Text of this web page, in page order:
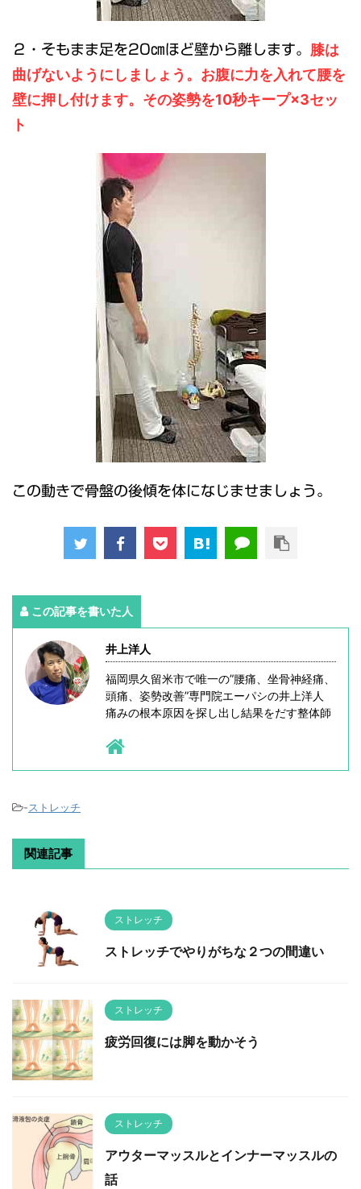
２・そもまま足を20㎝ほど壁から離します。 膝は
曲げないようにしましょう。お腹に力を入れて腰を
壁に押し付けます。その姿勢を10秒キープ×3セッ
ト
この動きで骨盤の後傾を体になじませましょう。
この記事を書いた人
井上洋人
福岡県久留米市で唯一の”腰痛、坐骨神経痛、
頭痛、姿勢改善”専門院エーパシの井上洋人
痛みの根本原因を探し出し結果をだす整体師
-ストレッチ
関連記事
ストレッチ
ストレッチでやりがちな２つの間違い
ストレッチ
疲労回復には脚を動かそう
ストレッチ
アウターマッスルとインナーマッスルの
話